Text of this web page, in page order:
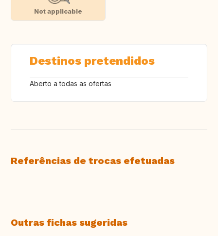
Not applicable
Destinos pretendidos
Aberto a todas as ofertas
Referências de trocas efetuadas
Outras fichas sugeridas